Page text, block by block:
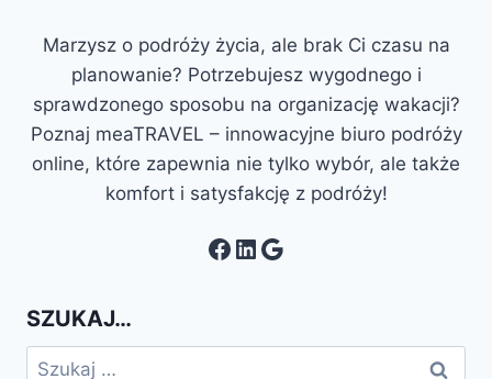
Marzysz o podróży życia, ale brak Ci czasu na
planowanie? Potrzebujesz wygodnego i
sprawdzonego sposobu na organizację wakacji?
Poznaj meaTRAVEL – innowacyjne biuro podróży
online, które zapewnia nie tylko wybór, ale także
komfort i satysfakcję z podróży!
Facebook
LinkedIn
Google
SZUKAJ…
Szukaj: